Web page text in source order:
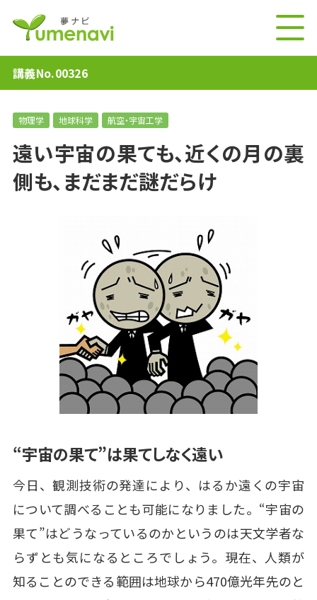
講義No.00326
物理学 地球科学 航空・宇宙工学
遠い宇宙の果ても、近くの月の裏
側も、まだまだ謎だらけ
“宇宙の果て”は果てしなく遠い
今日、観測技術の発達により、はるか遠くの宇宙
について調べることも可能になりました。“宇宙の
果て”はどうなっているのかというのは天文学者な
らずとも気になるところでしょう。現在、人類が
知ることのできる範囲は地球から470億光年先のと